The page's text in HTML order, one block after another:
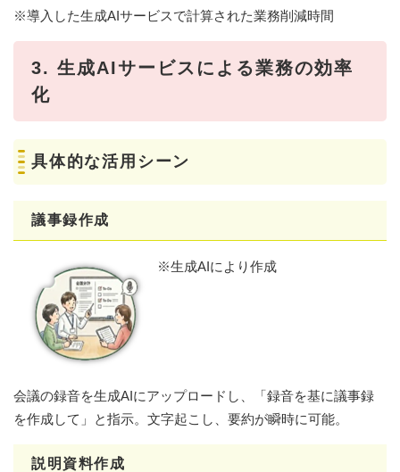
※導入した生成AIサービスで計算された業務削減時間
3. 生成AIサービスによる業務の効率
化
具体的な活用シーン
議事録作成
​※生成AIにより作成
会議の録音を生成AIにアップロードし、「録音を基に議事録
を作成して」と指示。文字起こし、要約が瞬時に可能。
説明資料作成